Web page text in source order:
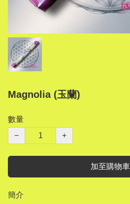
Magnolia (玉蘭)
數量
−
+
加至購物車
簡介